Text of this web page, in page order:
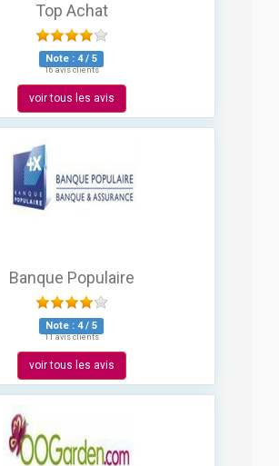
Top Achat
Note : 4/ 5
16 avis clients
voir tous les avis
Banque Populaire
Note : 4/ 5
11 avis clients
voir tous les avis